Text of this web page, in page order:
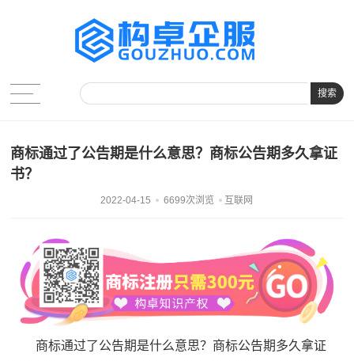
搜索
商标通过了公告期是什么意思？商标公告期多久拿证
书？
2022-04-15 6699次浏览 互联网
商标通过了公告期是什么意思？商标公告期多久拿证